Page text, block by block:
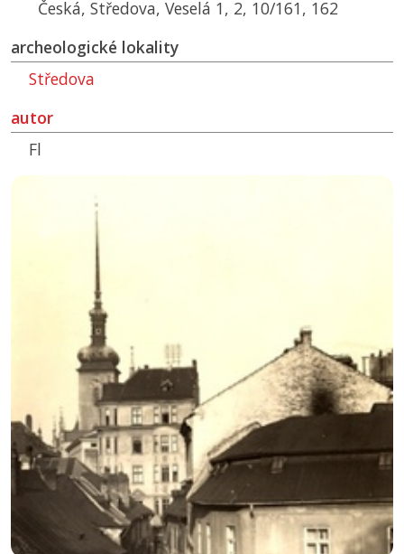
Česká, Středova, Veselá 1, 2, 10/161, 162
archeologické lokality
Středova
autor
Fl